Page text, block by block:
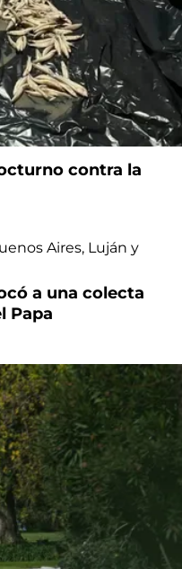
contra la
a una colecta
Papa